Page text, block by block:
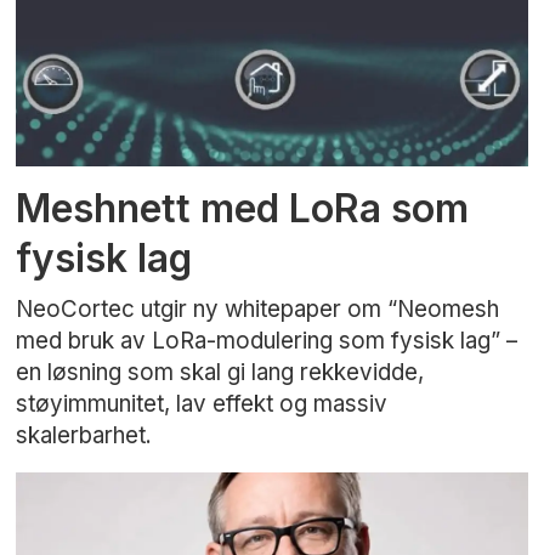
Meshnett med LoRa som
fysisk lag
NeoCortec utgir ny whitepaper om “Neomesh
med bruk av LoRa-modulering som fysisk lag” –
en løsning som skal gi lang rekkevidde,
støyimmunitet, lav effekt og massiv
skalerbarhet.